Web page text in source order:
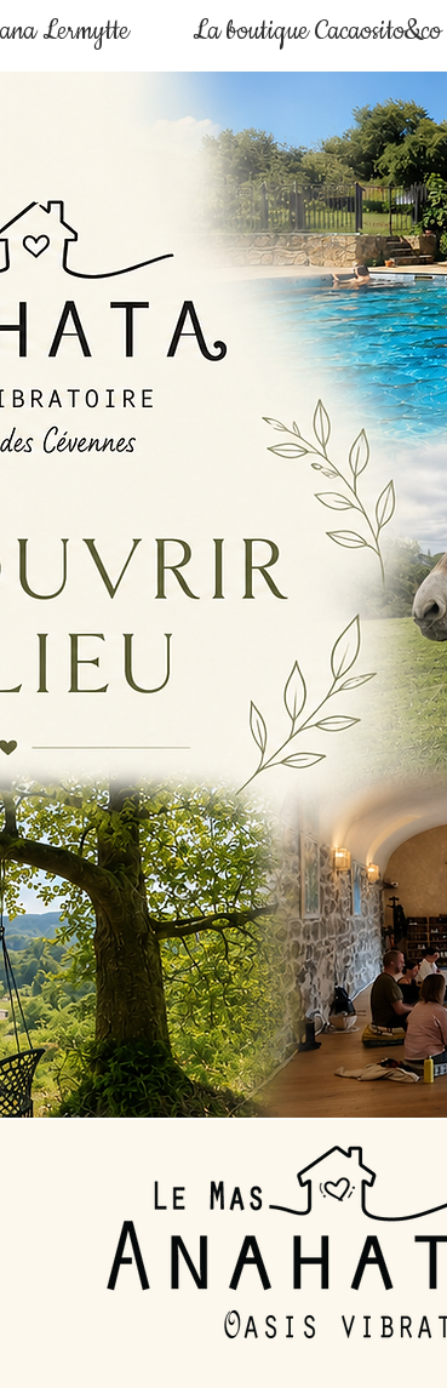
Lermytte La boutique Cacaosito&co